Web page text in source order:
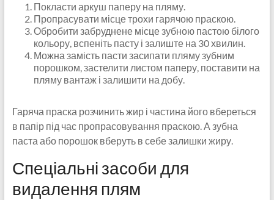
Покласти аркуш паперу на пляму.
Пропрасувати місце трохи гарячою праскою.
Обробити забруднене місце зубною пастою білого
кольору, вспеніть пасту і залиште на 30 хвилин.
Можна замість пасти засипати пляму зубним
порошком, застелити листом паперу, поставити на
пляму вантаж і залишити на добу.
Гаряча праска розчинить жир і частина його вбереться
в папір під час пропрасовування праскою. А зубна
паста або порошок вберуть в себе залишки жиру.
Спеціальні засоби для
видалення плям